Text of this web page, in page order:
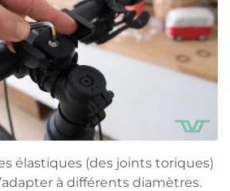
élastiques (des joints toriques)
à différents diamètres.